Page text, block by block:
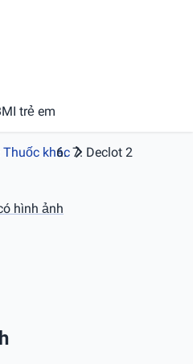
trẻ em
Thuốc khác Declot 2
hình ảnh